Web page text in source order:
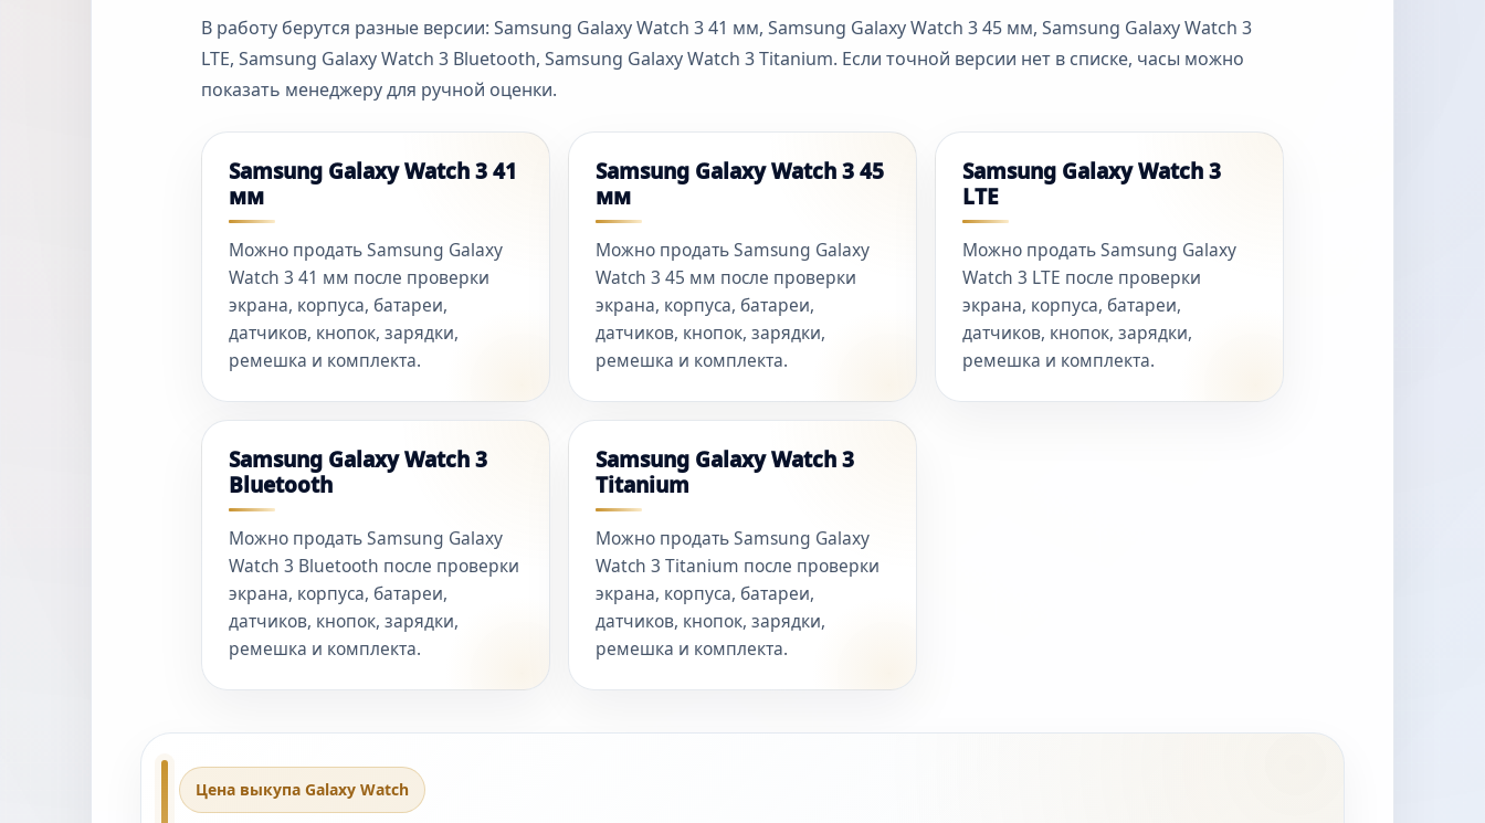
В работу берутся разные версии: Samsung Galaxy Watch 3 41 мм, Samsung Galaxy Watch 3 45 мм, Samsung Galaxy Watch 3
LTE, Samsung Galaxy Watch 3 Bluetooth, Samsung Galaxy Watch 3 Titanium. Если точной версии нет в списке, часы можно
показать менеджеру для ручной оценки.
Samsung Galaxy Watch 3 41
мм
Можно продать Samsung Galaxy
Watch 3 41 мм после проверки
экрана, корпуса, батареи,
датчиков, кнопок, зарядки,
ремешка и комплекта.
Samsung Galaxy Watch 3 45
мм
Можно продать Samsung Galaxy
Watch 3 45 мм после проверки
экрана, корпуса, батареи,
датчиков, кнопок, зарядки,
ремешка и комплекта.
Samsung Galaxy Watch 3
LTE
Можно продать Samsung Galaxy
Watch 3 LTE после проверки
экрана, корпуса, батареи,
датчиков, кнопок, зарядки,
ремешка и комплекта.
Samsung Galaxy Watch 3
Bluetooth
Можно продать Samsung Galaxy
Watch 3 Bluetooth после проверки
экрана, корпуса, батареи,
датчиков, кнопок, зарядки,
ремешка и комплекта.
Samsung Galaxy Watch 3
Titanium
Можно продать Samsung Galaxy
Watch 3 Titanium после проверки
экрана, корпуса, батареи,
датчиков, кнопок, зарядки,
ремешка и комплекта.
Цена выкупа Galaxy Watch